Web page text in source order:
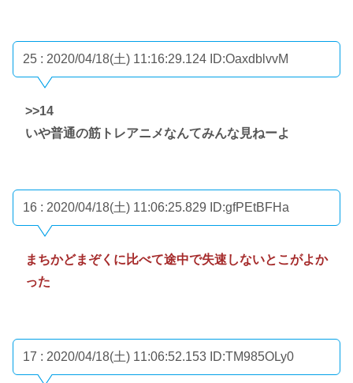
25 : 2020/04/18(土) 11:16:29.124 ID:OaxdblvvM
>>14
いや普通の筋トレアニメなんてみんな見ねーよ
16 : 2020/04/18(土) 11:06:25.829 ID:gfPEtBFHa
まちかどまぞくに比べて途中で失速しないとこがよか
った
17 : 2020/04/18(土) 11:06:52.153 ID:TM985OLy0